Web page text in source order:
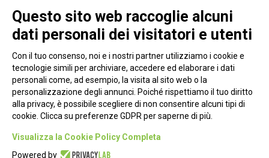
Piazza Alessandria, 24 - 00198 Roma
Privacy Policy
Questo sito web raccoglie alcuni
dati personali dei visitatori e utenti
Con il tuo consenso, noi e i nostri partner utilizziamo i cookie e
tecnologie simili per archiviare, accedere ed elaborare i dati
personali come, ad esempio, la visita al sito web o la
personalizzazione degli annunci. Poiché rispettiamo il tuo diritto
alla privacy, è possibile scegliere di non consentire alcuni tipi di
cookie. Clicca su preferenze GDPR per saperne di più.
Visualizza la Cookie Policy Completa
Powered by